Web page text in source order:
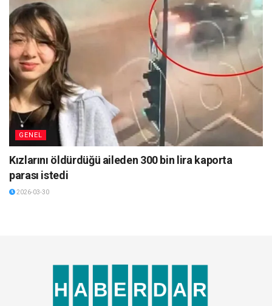
GENEL
Kızlarını öldürdüğü aileden 300 bin lira kaporta
parası istedi
2026-03-30